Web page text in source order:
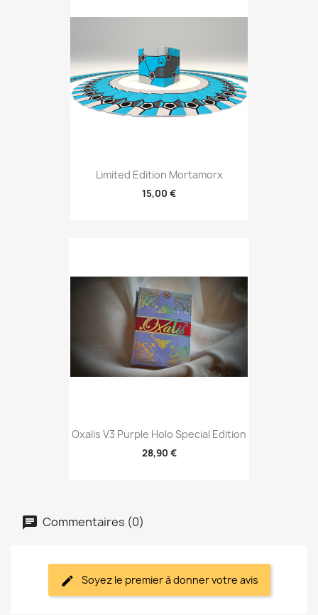
Limited Edition Mortamorx
15,00 €
Oxalis V3 Purple Holo Special Edition
28,90 €
Commentaires (0)
Soyez le premier à donner votre avis